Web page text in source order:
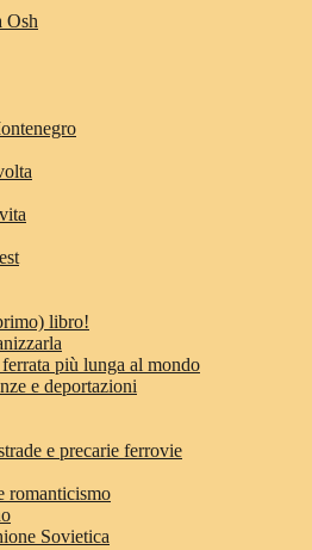
Osh
libro!
più lunga al mondo
e deportazioni
e precarie ferrovie
romanticismo
Sovietica